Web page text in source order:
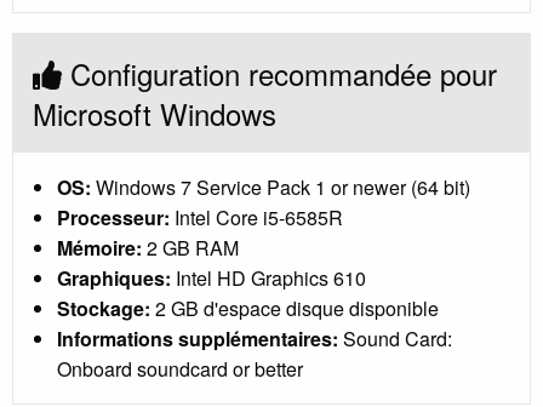
Configuration recommandée pour
Microsoft Windows
OS: Windows 7 Service Pack 1 or newer (64 bit)
Processeur: Intel Core i5-6585R
Mémoire: 2 GB RAM
Graphiques: Intel HD Graphics 610
Stockage: 2 GB d'espace disque disponible
Informations supplémentaires: Sound Card:
Onboard soundcard or better